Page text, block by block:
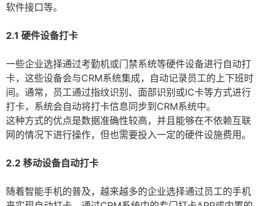
软件接口等。
2.1 硬件设备打卡
一些企业选择通过考勤机或门禁系统等硬件设备进行自动打
卡，这些设备会与CRM系统集成，自动记录员工的上下班时
间。通常，员工通过指纹识别、面部识别或IC卡等方式进行
打卡，系统会自动将打卡信息同步到CRM系统中。
这种方式的优点是数据准确性较高，并且能够在不依赖互联
网的情况下进行操作，但也需要投入一定的硬件设施费用。
2.2 移动设备自动打卡
随着智能手机的普及，越来越多的企业选择通过员工的手机